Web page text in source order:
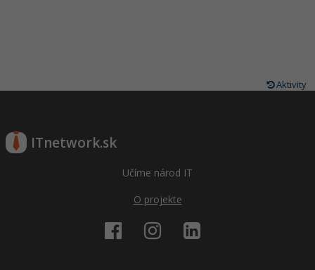
Aktivity
ITnetwork.sk
Učíme národ IT
O projekte